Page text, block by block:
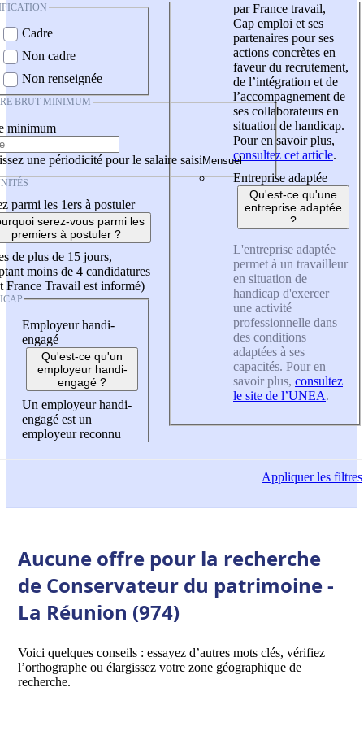
Cadre
Non cadre
Non renseignée
BRUT MINIMUM
minimum
une périodicité pour le salaire saisi
parmi les 1ers à postuler
serez-vous parmi les
premiers à postuler ?
de plus de 15 jours,
moins de 4 candidatures
France Travail est informé)
Employeur handi-
engagé
Qu'est-ce qu'un
employeur handi-
engagé ?
Un employeur handi-
engagé est un
employeur reconnu
par France travail,
Cap emploi et ses
partenaires pour ses
actions concrètes en
faveur du recrutement,
de l’intégration et de
l’accompagnement de
ses collaborateurs en
situation de handicap.
Pour en savoir plus,
consultez cet article.
Entreprise adaptée
Qu'est-ce qu'une
entreprise adaptée
?
L'entreprise adaptée
permet à un travailleur
en situation de
handicap d'exercer
une activité
professionnelle dans
des conditions
adaptées à ses
capacités. Pour en
savoir plus, consultez
le site de l’UNEA.
Appliquerles filtres
Aucune offre pour la recherche
de Conservateur du patrimoine -
La Réunion (974)
Voici quelques conseils : essayez d’autres mots clés, vérifiez
l’orthographe ou élargissez votre zone géographique de
recherche.